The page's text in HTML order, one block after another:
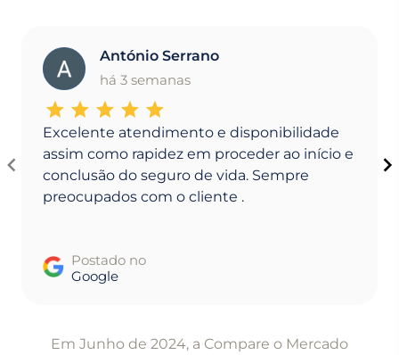
A
António Serrano
há 3 semanas
Excelente atendimento e disponibilidade
assim como rapidez em proceder ao início e
conclusão do seguro de vida. Sempre
preocupados com o cliente .
Postado no
Google
Em Junho de 2024, a Compare o Mercado